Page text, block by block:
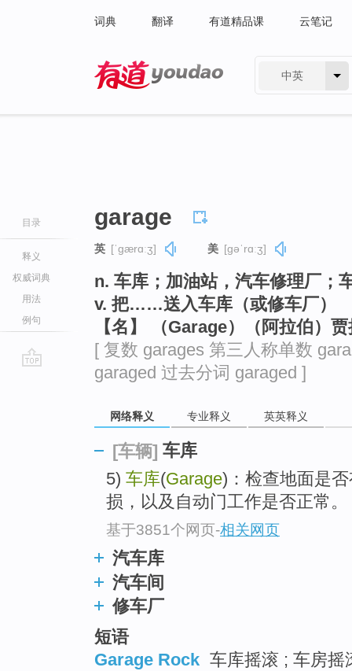
词典 翻译 有道精品课 云笔记
中英
目录
释义
权威词典
用法
例句
garage
英 [ˈɡærɑːʒ] 美 [ɡəˈrɑːʒ]
n. 车库；加油站，汽车修理厂；
v. 把……送入车库（或修车厂）
【名】 （Garage）（阿拉伯）
[ 复数 garages 第三人称单数
garaged 过去分词 garaged ]
网络释义 专业释义 英英释义
[车辆] 车库
5) 车库(Garage)：检查地面是
损，以及自动门工作是否正常。
基于3851个网页-相关网页
汽车库
汽车间
修车厂
短语
Garage Rock 车库摇滚 ; 车房摇